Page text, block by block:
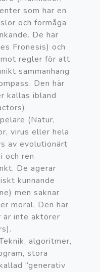
som har en
och förmåga
De har
Fronesis) och
regler för att
sammanhang
Den här
kallas ibland
(Natur,
virus eller hela
av evolutionärt
och ren
De agerar
kunnande
men saknar
moral. Den här
är inte aktörer
algoritmer,
stora
“generativ